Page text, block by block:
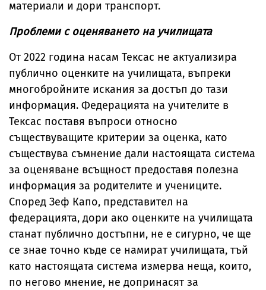
материали и дори транспорт.
Проблеми с оценяването на училищата
От 2022 година насам Тексас не актуализира
публично оценките на училищата, въпреки
многобройните искания за достъп до тази
информация. Федерацията на учителите в
Тексас поставя въпроси относно
съществуващите критерии за оценка, като
съществува съмнение дали настоящата система
за оценяване всъщност предоставя полезна
информация за родителите и учениците.
Според Зеф Капо, представител на
федерацията, дори ако оценките на училищата
станат публично достъпни, не е сигурно, че ще
се знае точно къде се намират училищата, тъй
като настоящата система измерва неща, които,
по негово мнение, не допринасят за